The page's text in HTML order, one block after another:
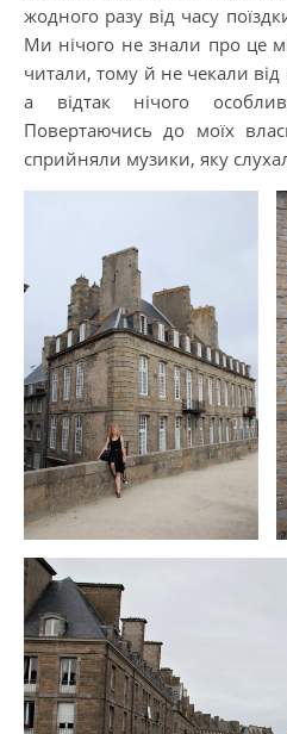
жодного разу від часу
Ми нічого не знали про це
читали, тому й не чекали від
а відтак нічого
Повертаючись до моїх
сприйняли музики, яку